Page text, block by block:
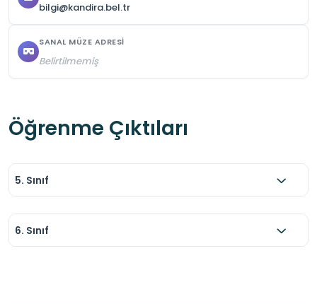
bilgi@kandira.bel.tr
SANAL MÜZE ADRESI
Belirtilmemiş
Öğrenme Çıktıları
5. Sınıf
6. Sınıf